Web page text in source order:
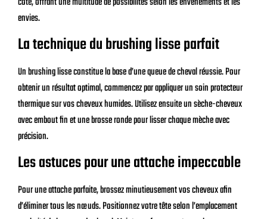
envies.
La technique du brushing lisse parfait
Un brushing lisse constitue la base d’une queue de cheval réussie. Pour
obtenir un résultat optimal, commencez par appliquer un soin protecteur
thermique sur vos cheveux humides. Utilisez ensuite un sèche-cheveux
avec embout fin et une brosse ronde pour lisser chaque mèche avec
précision.
Les astuces pour une attache impeccable
Pour une attache parfaite, brossez minutieusement vos cheveux afin
d’éliminer tous les nœuds. Positionnez votre tête selon l’emplacement